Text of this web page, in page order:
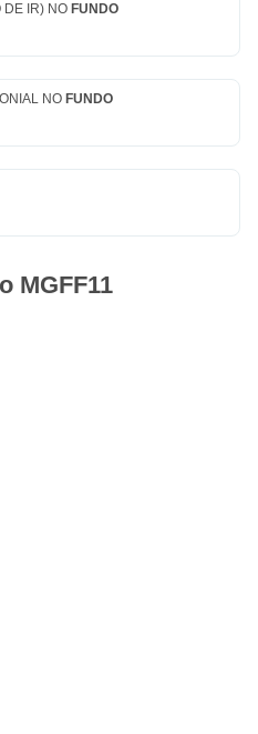
DE IR) NO FUNDO
NO FUNDO
MGFF11